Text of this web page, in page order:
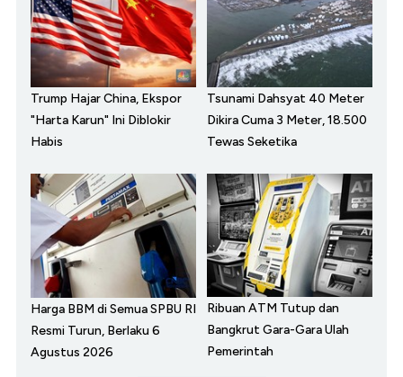
Trump Hajar China, Ekspor
"Harta Karun" Ini Diblokir
Habis
Tsunami Dahsyat 40 Meter
Dikira Cuma 3 Meter, 18.500
Tewas Seketika
Harga BBM di Semua SPBU RI
Resmi Turun, Berlaku 6
Agustus 2026
Ribuan ATM Tutup dan
Bangkrut Gara-Gara Ulah
Pemerintah